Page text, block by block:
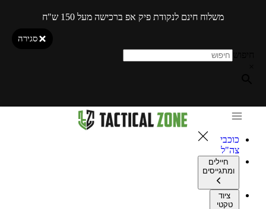
משלוח חינם לנקודת פיק אפ ברכישה מעל 150 ש"ח
סגירה
כוכבי
צה"ל
חיילים
ומתגייסים
ציוד
טקטי